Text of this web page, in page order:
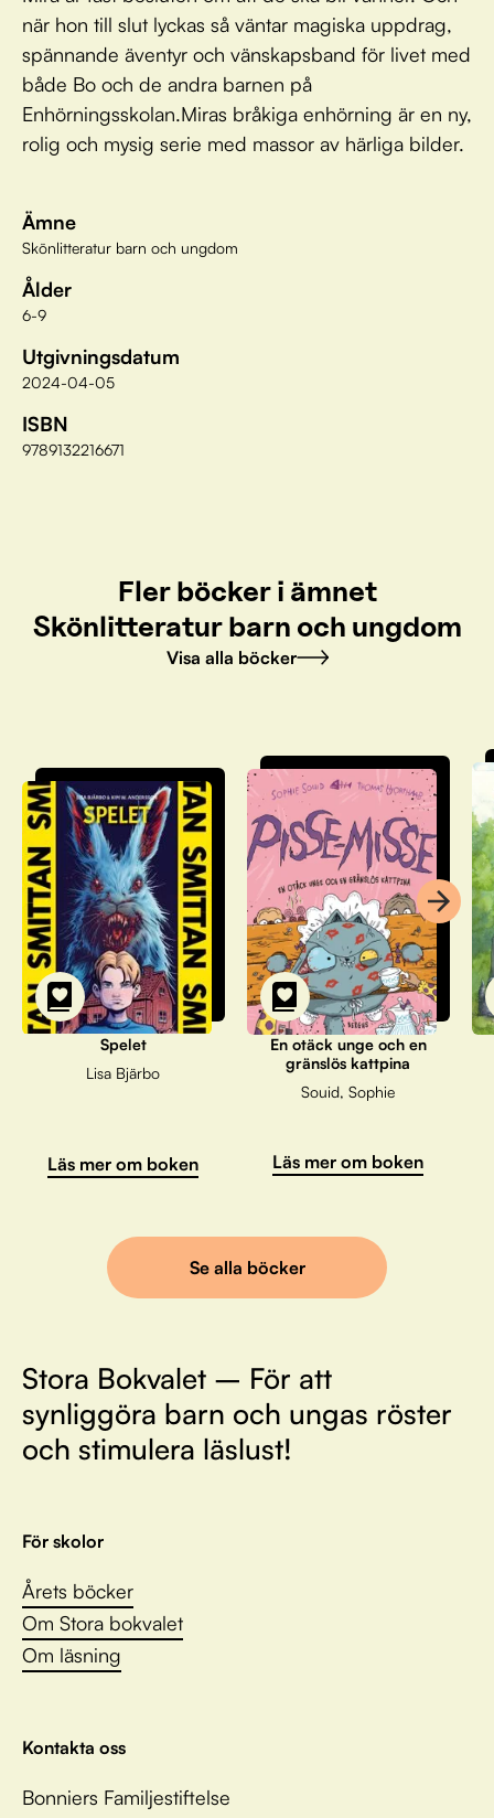
när hon till slut lyckas så väntar magiska uppdrag,
spännande äventyr och vänskapsband för livet med
både Bo och de andra barnen på
Enhörningsskolan.Miras bråkiga enhörning är en ny,
rolig och mysig serie med massor av härliga bilder.
Ämne
Skönlitteratur barn och ungdom
Ålder
6-9
Utgivningsdatum
2024-04-05
ISBN
9789132216671
Fler böcker i ämnet
Skönlitteratur barn och ungdom
Visa alla böcker
Spelet
Lisa Bjärbo
Läs mer om boken
En otäck unge och en
gränslös kattpina
Souid, Sophie
Läs mer om boken
Se alla böcker
Stora Bokvalet – För att
synliggöra barn och ungas röster
och stimulera läslust!
För skolor
Årets böcker
Om Stora bokvalet
Om läsning
Kontakta oss
Bonniers Familjestiftelse